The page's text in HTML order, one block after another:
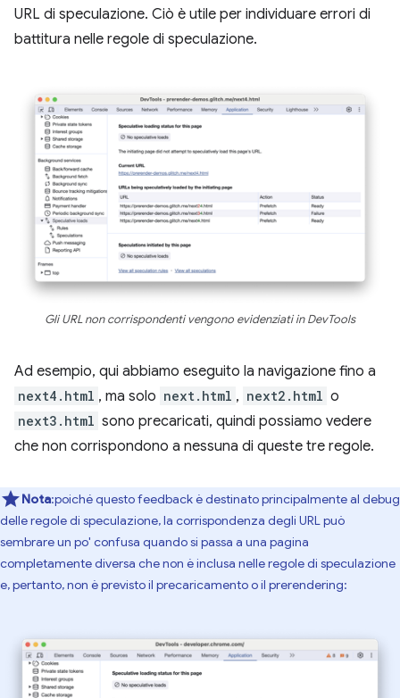
URL di speculazione. Ciò è utile per individuare errori di
battitura nelle regole di speculazione.
Gli URL non corrispondenti vengono evidenziati in DevTools
Ad esempio, qui abbiamo eseguito la navigazione fino a
next4.html , ma solo next.html , next2.html o
next3.html sono precaricati, quindi possiamo vedere
che non corrispondono a nessuna di queste tre regole.
Nota:poiché questo feedback è destinato principalmente al debug
delle regole di speculazione, la corrispondenza degli URL può
sembrare un po' confusa quando si passa a una pagina
completamente diversa che non è inclusa nelle regole di speculazione
e, pertanto, non è previsto il precaricamento o il prerendering: